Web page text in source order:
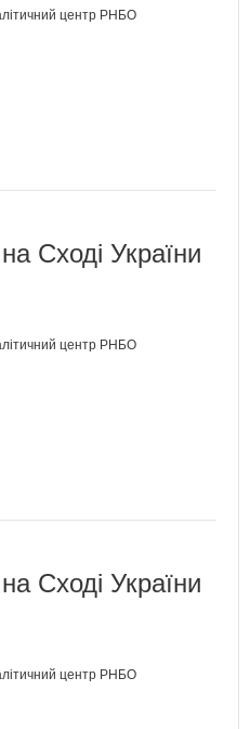
центр РНБО
Сході України
центр РНБО
Сході України
центр РНБО